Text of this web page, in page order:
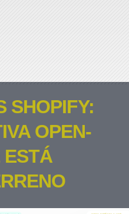
SHOPIFY:
OPEN-
ESTÁ